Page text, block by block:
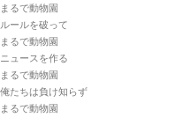
まるで動物園
ルールを破って
まるで動物園
ニュースを作る
まるで動物園
俺たちは負け知らず
まるで動物園